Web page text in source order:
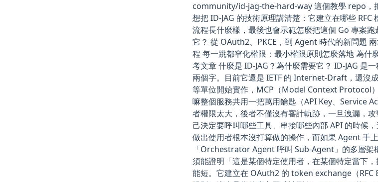
community/id-jag-the-hard-way 這個教學 repo，
想把 ID-JAG 的技術原理講清楚：它建立在哪些
流程長什麼樣，最後也會示範怎麼把這個 Go 專案
它？ 從 OAuth2、PKCE，到 Agent 時代的新問題
程 每一跳都窄化權限：最小權限原則怎麼落地 為
考文章 什麼是 ID-JAG？為什麼需要它？ ID-JAG 是
兩個字。目前它還是 IETF 的 Internet-Draft，還沒
等單位開始實作，MCP（Model Context Protocol
嘛整個服務共用一把萬用鑰匙（API Key、Service
者權限太大，後者不僅沒有審計軌跡，一旦洩漏，
己決定要呼叫哪些工具、串接哪些內部 API 的時候
做出使用者根本沒打算做的操作，而如果 Agent 手
「Orchestrator Agent 呼叫 Sub-Agent」的多層架
須能證明「這是某個特定使用者，在某個特定當下
能短。它建立在 OAuth2 的 token exchange（